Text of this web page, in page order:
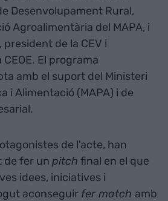
Desenvolupament Rural,
Agroalimentària del MAPA, i
, president de la CEV i
El programa
amb el suport del Ministeri
i Alimentació (MAPA) i de
de l'acte, han
fer un pitch final en el que
idees, iniciatives i
aconseguir fer match amb